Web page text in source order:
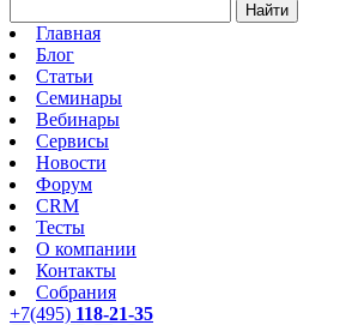
Найти
Главная
Блог
Статьи
Семинары
Вебинары
Сервисы
Новости
Форум
CRM
Тесты
О компании
Контакты
Собрания
+7(495) 118-21-35